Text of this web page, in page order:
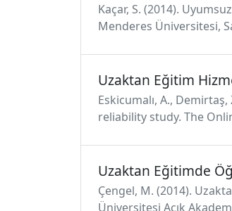
Kaçar, S. (2014).
Menderes Üniversitesi,
Uzaktan Eğitim
Eskicumalı, A.,
reliability study. The
Uzaktan Eğitimde
Çengel, M. (2014).
Üniversitesi Açık